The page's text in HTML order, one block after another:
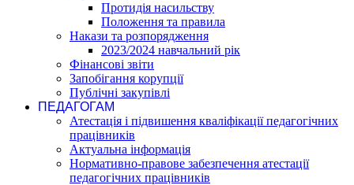
Протидія насильству
Положення та правила
Накази та розпорядження
2023/2024 навчальний рік
Фінансові звіти
Запобігання корупції
Публічні закупівлі
ПЕДАГОГАМ
Атестація і підвишення кваліфікації педагогічних
працівників
Актуальна інформація
Нормативно-правове забезпечення атестації
педагогічних працівників